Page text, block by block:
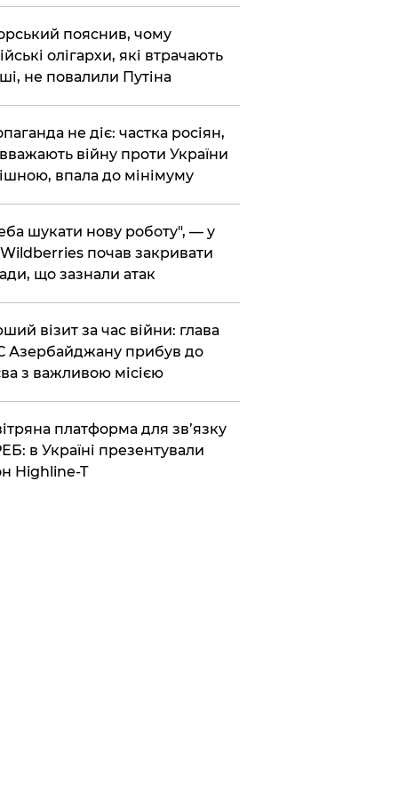
пояснив, чому
олігархи, які втрачають
не повалили Путіна
не діє: частка росіян,
війну проти України
впала до мінімуму
шукати нову роботу", — у
почав закривати
що зазнали атак
візит за час війни: глава
Азербайджану прибув до
з важливою місією
платформа для зв’язку
в Україні презентували
Highline-T